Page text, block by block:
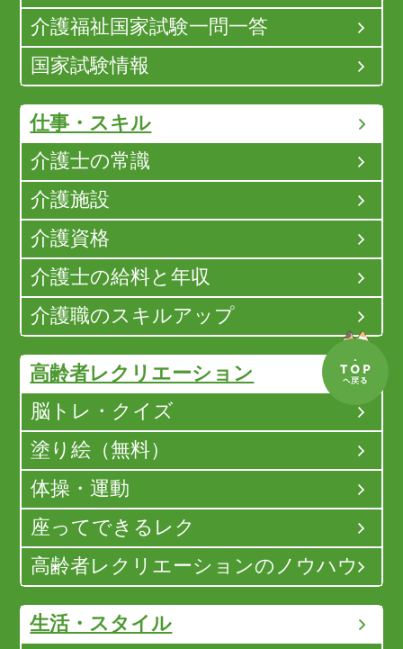
介護福祉国家試験一問一答
国家試験情報
仕事・スキル
介護士の常識
介護施設
介護資格
介護士の給料と年収
介護職のスキルアップ
高齢者レクリエーション
脳トレ・クイズ
塗り絵（無料）
体操・運動
座ってできるレク
高齢者レクリエーションのノウハウ
生活・スタイル